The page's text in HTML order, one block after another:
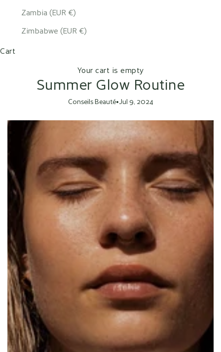
Zambia (EUR €)
Zimbabwe (EUR €)
Cart
Your cart is empty
Summer Glow Routine
Conseils Beauté•Jul 9, 2024